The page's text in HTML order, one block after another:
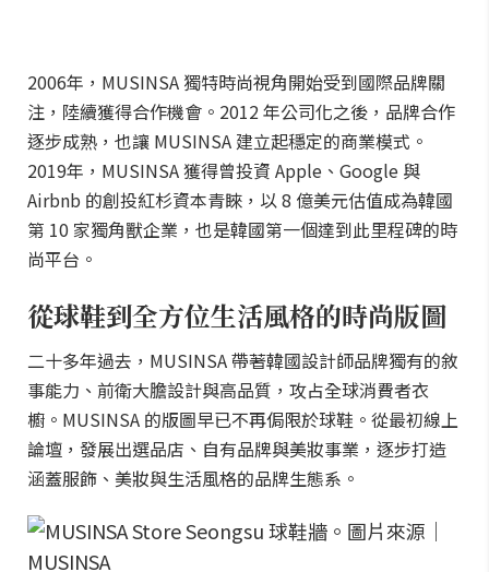
2006年，MUSINSA 獨特時尚視角開始受到國際品牌關
注，陸續獲得合作機會。2012 年公司化之後，品牌合作
逐步成熟，也讓 MUSINSA 建立起穩定的商業模式。
2019年，MUSINSA 獲得曾投資 Apple、Google 與
Airbnb 的創投紅杉資本青睞，以 8 億美元估值成為韓國
第 10 家獨角獸企業，也是韓國第一個達到此里程碑的時
尚平台。
從球鞋到全方位生活風格的時尚版圖
二十多年過去，MUSINSA 帶著韓國設計師品牌獨有的敘
事能力、前衛大膽設計與高品質，攻占全球消費者衣
櫥。MUSINSA 的版圖早已不再侷限於球鞋。從最初線上
論壇，發展出選品店、自有品牌與美妝事業，逐步打造
涵蓋服飾、美妝與生活風格的品牌生態系。